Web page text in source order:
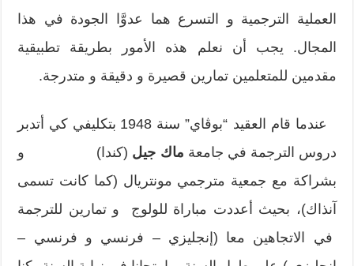
العملية الترجمية و التسرع هما عدوَّا الجودة في هذا
المجال. يجب أن نعلم هذه الأمور بطريقة تطبيقية
مقدمين للمتعلمين تمارين قصيرة و دقيقة و متدرجة.
عندما قام العقيد “بوڤاي” سنة 1948 بتكليفي كي أتدبر
دروس الترجمة في جامعة ماك جيل (كندا) و
بشراكة مع جمعية مترجمي مونتريال (كما كانت تسمى
آنذاك)، بحيث أعددت مباراة للولوج و تمارين للترجمة
في الاتجاهين معا (إنجليزي – فرنسي و فرنسي –